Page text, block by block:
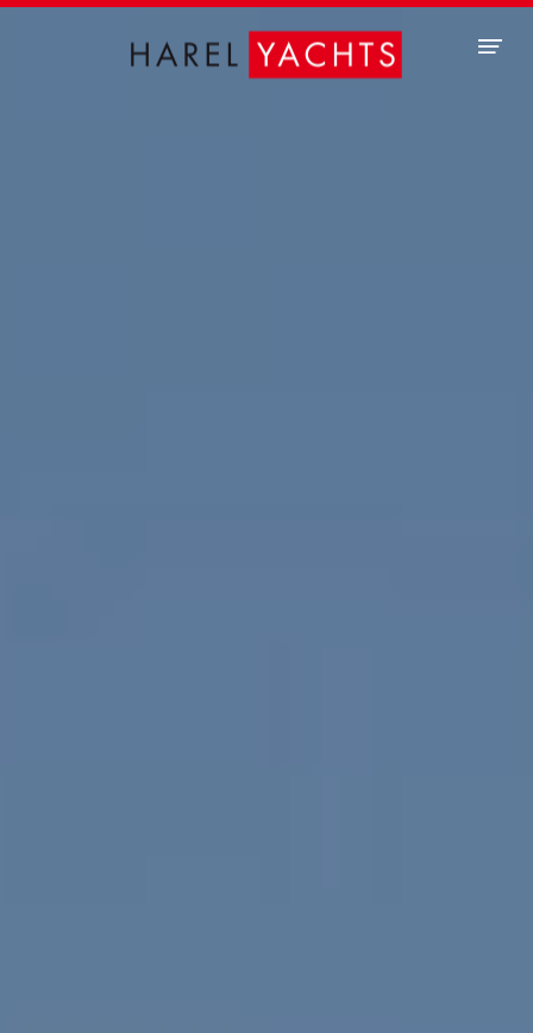
Panneau de gestion des cookies